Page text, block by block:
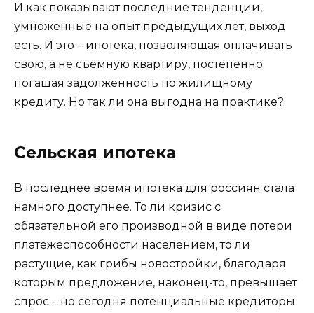
И как показывают последние тенденции,
умноженные на опыт предыдущих лет, выход
есть. И это – ипотека, позволяющая оплачивать
свою, а не съемную квартиру, постепенно
погашая задолженность по жилищному
кредиту. Но так ли она выгодна на практике?
Сельская ипотека
В последнее время ипотека для россиян стала
намного доступнее. То ли кризис с
обязательной его производной в виде потери
платежеспособности населением, то ли
растущие, как грибы новостройки, благодаря
которым предложение, наконец-то, превышает
спрос – но сегодня потенциальные кредиторы